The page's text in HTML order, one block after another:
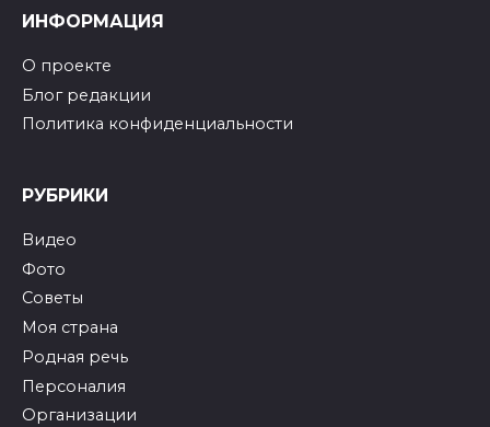
ИНФОРМАЦИЯ
О проекте
Блог редакции
Политика конфиденциальности
РУБРИКИ
Видео
Фото
Советы
Моя страна
Родная речь
Персоналия
Организации